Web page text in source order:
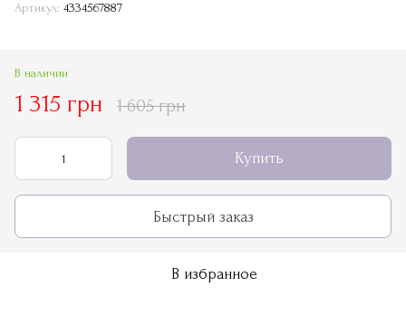
Артикул: 4334567887
В наличии
1 315 грн 1 605 грн
Купить
Быстрый заказ
В избранное